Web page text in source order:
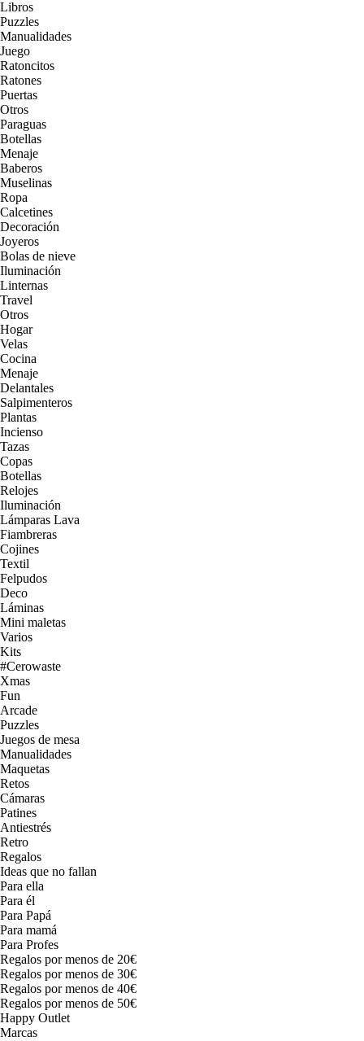
Libros
Puzzles
Manualidades
Juego
Ratoncitos
Ratones
Puertas
Otros
Paraguas
Botellas
Menaje
Baberos
Muselinas
Ropa
Calcetines
Decoración
Joyeros
Bolas de nieve
Iluminación
Linternas
Travel
Otros
Hogar
Velas
Cocina
Menaje
Delantales
Salpimenteros
Plantas
Incienso
Tazas
Copas
Botellas
Relojes
Iluminación
Lámparas Lava
Fiambreras
Cojines
Textil
Felpudos
Deco
Láminas
Mini maletas
Varios
Kits
#Cerowaste
Xmas
Fun
Arcade
Puzzles
Juegos de mesa
Manualidades
Maquetas
Retos
Cámaras
Patines
Antiestrés
Retro
Regalos
Ideas que no fallan
Para ella
Para él
Para Papá
Para mamá
Para Profes
Regalos por menos de 20€
Regalos por menos de 30€
Regalos por menos de 40€
Regalos por menos de 50€
Happy Outlet
Marcas